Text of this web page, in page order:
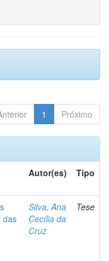
1 Próximo
Autor(es) Tipo
das
Silva, Ana
Cecília da
Cruz
Tese